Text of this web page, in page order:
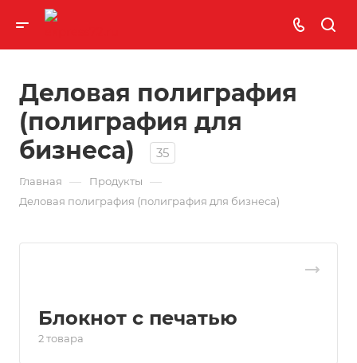
Деловая полиграфия
(полиграфия для
бизнеса)
35
Главная — Продукты —
Деловая полиграфия (полиграфия для бизнеса)
Блокнот с печатью
2 товара